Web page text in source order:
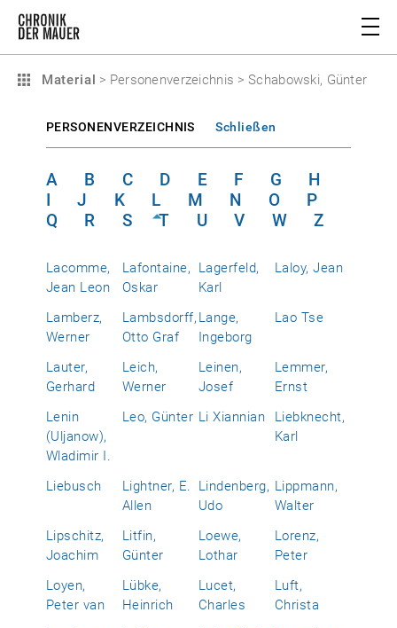
Material > Personenverzeichnis > Schabowski, Günter
PERSONENVERZEICHNIS Schließen
A B C D E F G
H
I
J K L M N O
P
Q
R S T U V W Z
Lacomme,
Jean Leon
Lafontaine,
Oskar
Lagerfeld,
Karl
Laloy, Jean
Lamberz,
Werner
Lambsdorff,
Otto Graf
Lange,
Ingeborg
Lao Tse
Lauter,
Gerhard
Leich,
Werner
Leinen,
Josef
Lemmer,
Ernst
Lenin
(Uljanow),
Wladimir I.
Leo, Günter Li Xiannian
Liebknecht,
Karl
Liebusch
Lightner, E.
Allen
Lindenberg,
Udo
Lippmann,
Walter
Lipschitz,
Joachim
Litfin,
Günter
Loewe,
Lothar
Lorenz,
Peter
Loyen,
Peter van
Lübke,
Heinrich
Lucet,
Charles
Luft,
Christa